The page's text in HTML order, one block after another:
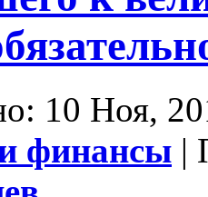
10 Ноя,
финансы |